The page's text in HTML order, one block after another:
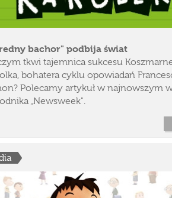
bachor" podbija świat
tkwi tajemnica sukcesu
bohatera cyklu opowiadań
Polecamy artykuł w najnowszym
„Newsweek".